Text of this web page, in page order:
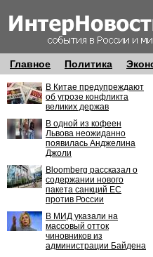
Главное Политика
В Китае предупреждают
об угрозе конфликта
великих держав
В одной из кофеен
Львова неожиданно
появилась Анджелина
Джоли
Bloomberg рассказал о
содержании нового
пакета санкций ЕС
против России
В МИД указали на
массовый отток
чиновников из
администрации Байдена